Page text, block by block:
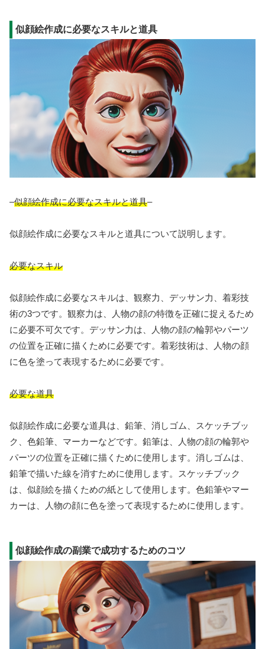
似顔絵作成に必要なスキルと道具
–似顔絵作成に必要なスキルと道具–
似顔絵作成に必要なスキルと道具について説明します。
必要なスキル
似顔絵作成に必要なスキルは、観察力、デッサン力、着彩技
術の3つです。観察力は、人物の顔の特徴を正確に捉えるため
に必要不可欠です。デッサン力は、人物の顔の輪郭やパーツ
の位置を正確に描くために必要です。着彩技術は、人物の顔
に色を塗って表現するために必要です。
必要な道具
似顔絵作成に必要な道具は、鉛筆、消しゴム、スケッチブッ
ク、色鉛筆、マーカーなどです。鉛筆は、人物の顔の輪郭や
パーツの位置を正確に描くために使用します。消しゴムは、
鉛筆で描いた線を消すために使用します。スケッチブック
は、似顔絵を描くための紙として使用します。色鉛筆やマー
カーは、人物の顔に色を塗って表現するために使用します。
似顔絵作成の副業で成功するためのコツ